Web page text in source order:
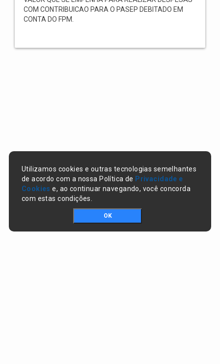
COM CONTRIBUICAO PARA O PASEP DEBITADO EM
CONTA DO FPM.
Utilizamos cookies e outras tecnologias semelhantes
de acordo com a nossa Política de Privacidade e
Cookies e, ao continuar navegando, você concorda
com estas condições.
OK